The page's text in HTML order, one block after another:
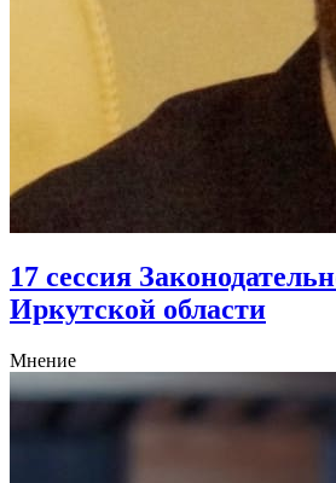
17 сессия
Иркутской области
Мнение